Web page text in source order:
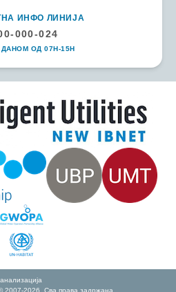
ИНФО ЛИНИЈА
000-024
ОД 07H-15H
2007-2026. Сва права задржана.